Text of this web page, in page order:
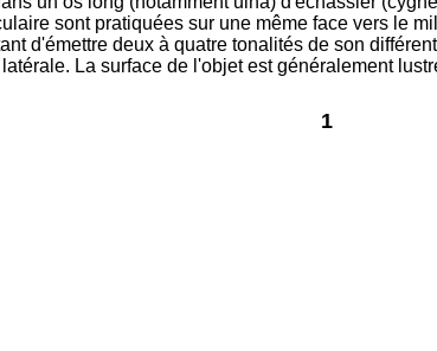
sont pratiquées sur une même face vers le
d'émettre deux à quatre tonalités de son
La surface de l'objet est généralement
1